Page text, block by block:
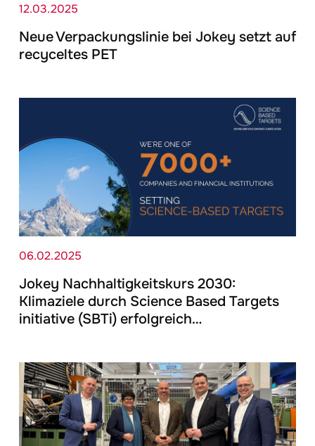
12.03.2025
Neue Verpackungslinie bei Jokey setzt auf
recyceltes PET
06.02.2025
Jokey Nachhaltigkeitskurs 2030:
Klimaziele durch Science Based Targets
initiative (SBTi) erfolgreich…